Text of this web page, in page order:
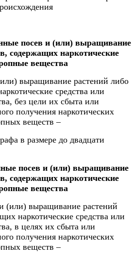
посев и (или) выращивание
содержащих наркотические
вещества
выращивание растений либо
средства или
без цели их сбыта или
получения наркотических
веществ –
в размере до двадцати
посев и (или) выращивание
содержащих наркотические
вещества
(или) выращивание растений
наркотические средства или
в целях их сбыта или
получения наркотических
веществ –